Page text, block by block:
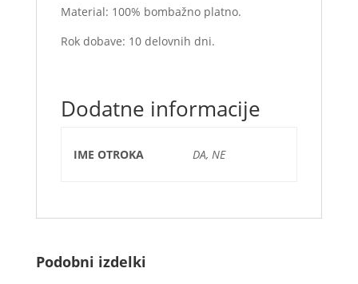
Material: 100% bombažno platno.
Rok dobave: 10 delovnih dni.
Dodatne informacije
IME OTROKA DA, NE
Podobni izdelki